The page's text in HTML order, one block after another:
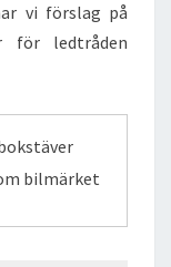
vi förslag på
för ledtråden
bilmärket